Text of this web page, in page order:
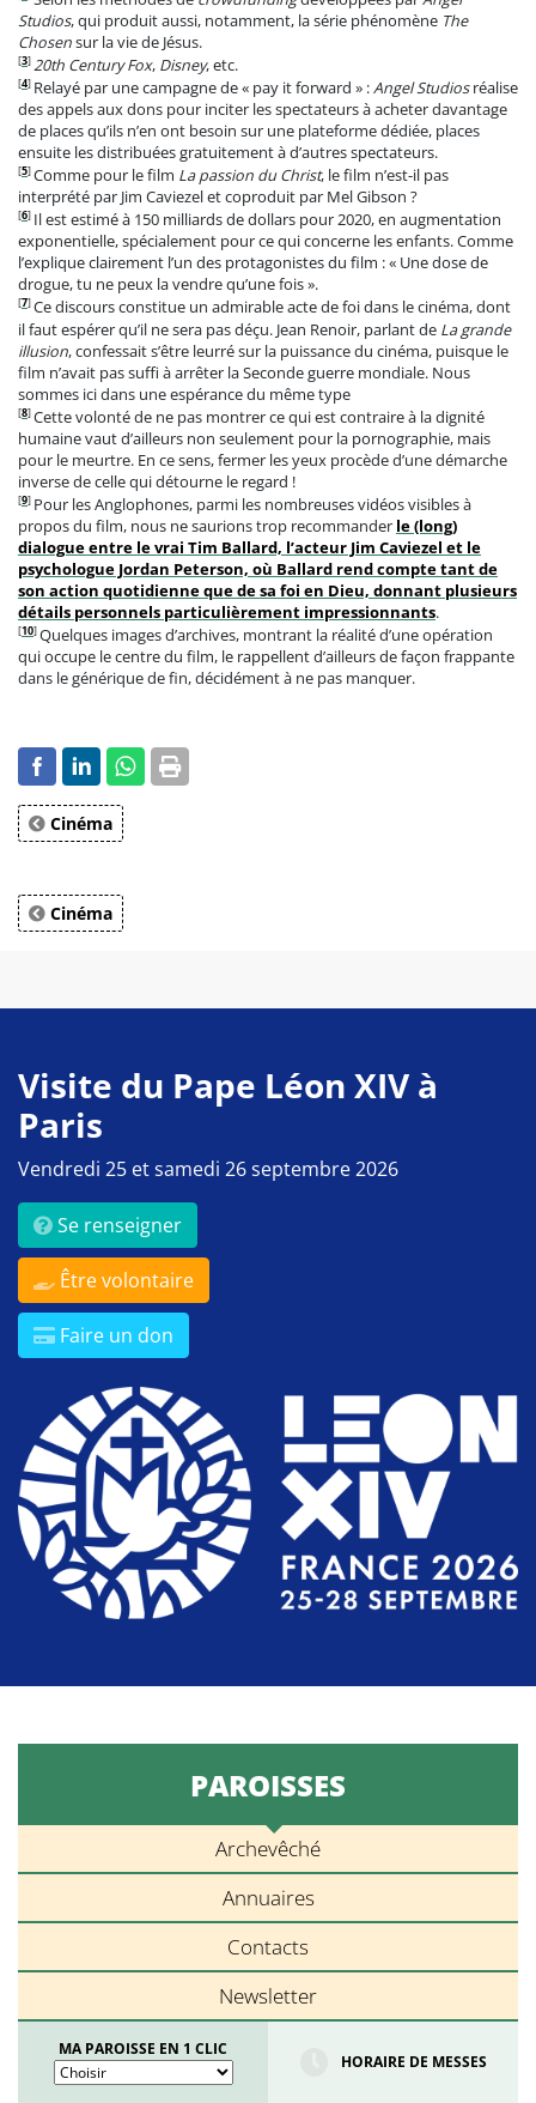
Studios, qui produit aussi, notamment, la série phénomène The
Chosensur la vie de Jésus.
[3]20th Century Fox, Disney, etc.
[4] Relayé par une campagne de « pay it forward » :Angel Studiosréalise
des appels aux dons pour inciter les spectateurs à acheter davantage
de places qu’ils n’en ont besoin sur une plateforme dédiée, places
ensuite les distribuées gratuitement à d’autres spectateurs.
[5]Comme pour le film La passion du Christ, le film n’est-il pas
interprété par Jim Caviezel et coproduit par Mel Gibson ?
[6] Il est estimé à 150 milliards de dollars pour 2020, en augmentation
exponentielle, spécialement pour ce qui concerne les enfants. Comme
l’explique clairement l’un des protagonistes du film : « Une dose de
drogue, tu ne peux la vendre qu’une fois ».
[7] Ce discours constitue un admirable acte de foi dans le cinéma, dont
il faut espérer qu’il ne sera pas déçu. Jean Renoir, parlant de La grande
illusion, confessait s’être leurré sur la puissance du cinéma, puisque le
film n’avait pas suffi à arrêter la Seconde guerre mondiale. Nous
sommes ici dans une espérance du même type
[8]Cette volonté de ne pas montrer ce qui est contraire à la dignité
humaine vaut d’ailleurs non seulement pour la pornographie, mais
pour le meurtre. En ce sens, fermer les yeux procède d’une démarche
inverse de celle qui détourne le regard !
[9] Pour les Anglophones, parmi les nombreuses vidéos visibles à
propos du film, nous ne saurions trop recommander le (long)
dialogue entre le vrai Tim Ballard, l’acteur Jim Caviezel et le
psychologue Jordan Peterson, où Ballard rend compte tant de
son action quotidienne que de sa foi en Dieu, donnant plusieurs
détails personnels particulièrement impressionnants.
[10]Quelques images d’archives, montrant la réalité d’une opération
qui occupe le centre du film, le rappellent d’ailleurs de façon frappante
dans le générique de fin, décidément à ne pas manquer.
Cinéma
Cinéma
Visite du Pape Léon XIV à
Paris
Vendredi 25 et samedi 26 septembre 2026
Se renseigner
Être volontaire
Faire un don
PAROISSES
Archevêché
Annuaires
Contacts
Newsletter
MA PAROISSE EN 1 CLIC
HORAIRE DE MESSES